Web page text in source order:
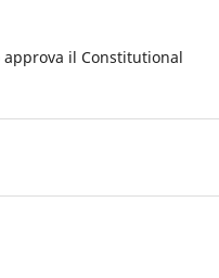
approva il Constitutional